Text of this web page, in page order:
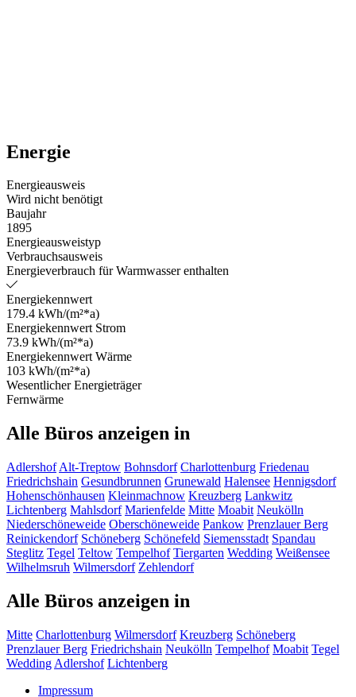
Energie
Energieausweis
Wird nicht benötigt
Baujahr
1895
Energieausweistyp
Verbrauchsausweis
Energieverbrauch für Warmwasser enthalten
Energiekennwert
179.4 kWh/(m²*a)
Energiekennwert Strom
73.9 kWh/(m²*a)
Energiekennwert Wärme
103 kWh/(m²*a)
Wesentlicher Energieträger
Fernwärme
Alle Büros anzeigen in
Adlershof Alt-Treptow Bohnsdorf Charlottenburg Friedenau
Friedrichshain Gesundbrunnen Grunewald Halensee Hennigsdorf
Hohenschönhausen Kleinmachnow Kreuzberg Lankwitz
Lichtenberg Mahlsdorf Marienfelde Mitte Moabit Neukölln
Niederschöneweide Oberschöneweide Pankow Prenzlauer Berg
Reinickendorf Schöneberg Schönefeld Siemensstadt Spandau
Steglitz Tegel Teltow Tempelhof Tiergarten Wedding Weißensee
Wilhelmsruh Wilmersdorf Zehlendorf
Alle Büros anzeigen in
Mitte Charlottenburg Wilmersdorf Kreuzberg Schöneberg
Prenzlauer Berg Friedrichshain Neukölln Tempelhof Moabit Tegel
Wedding Adlershof Lichtenberg
Impressum